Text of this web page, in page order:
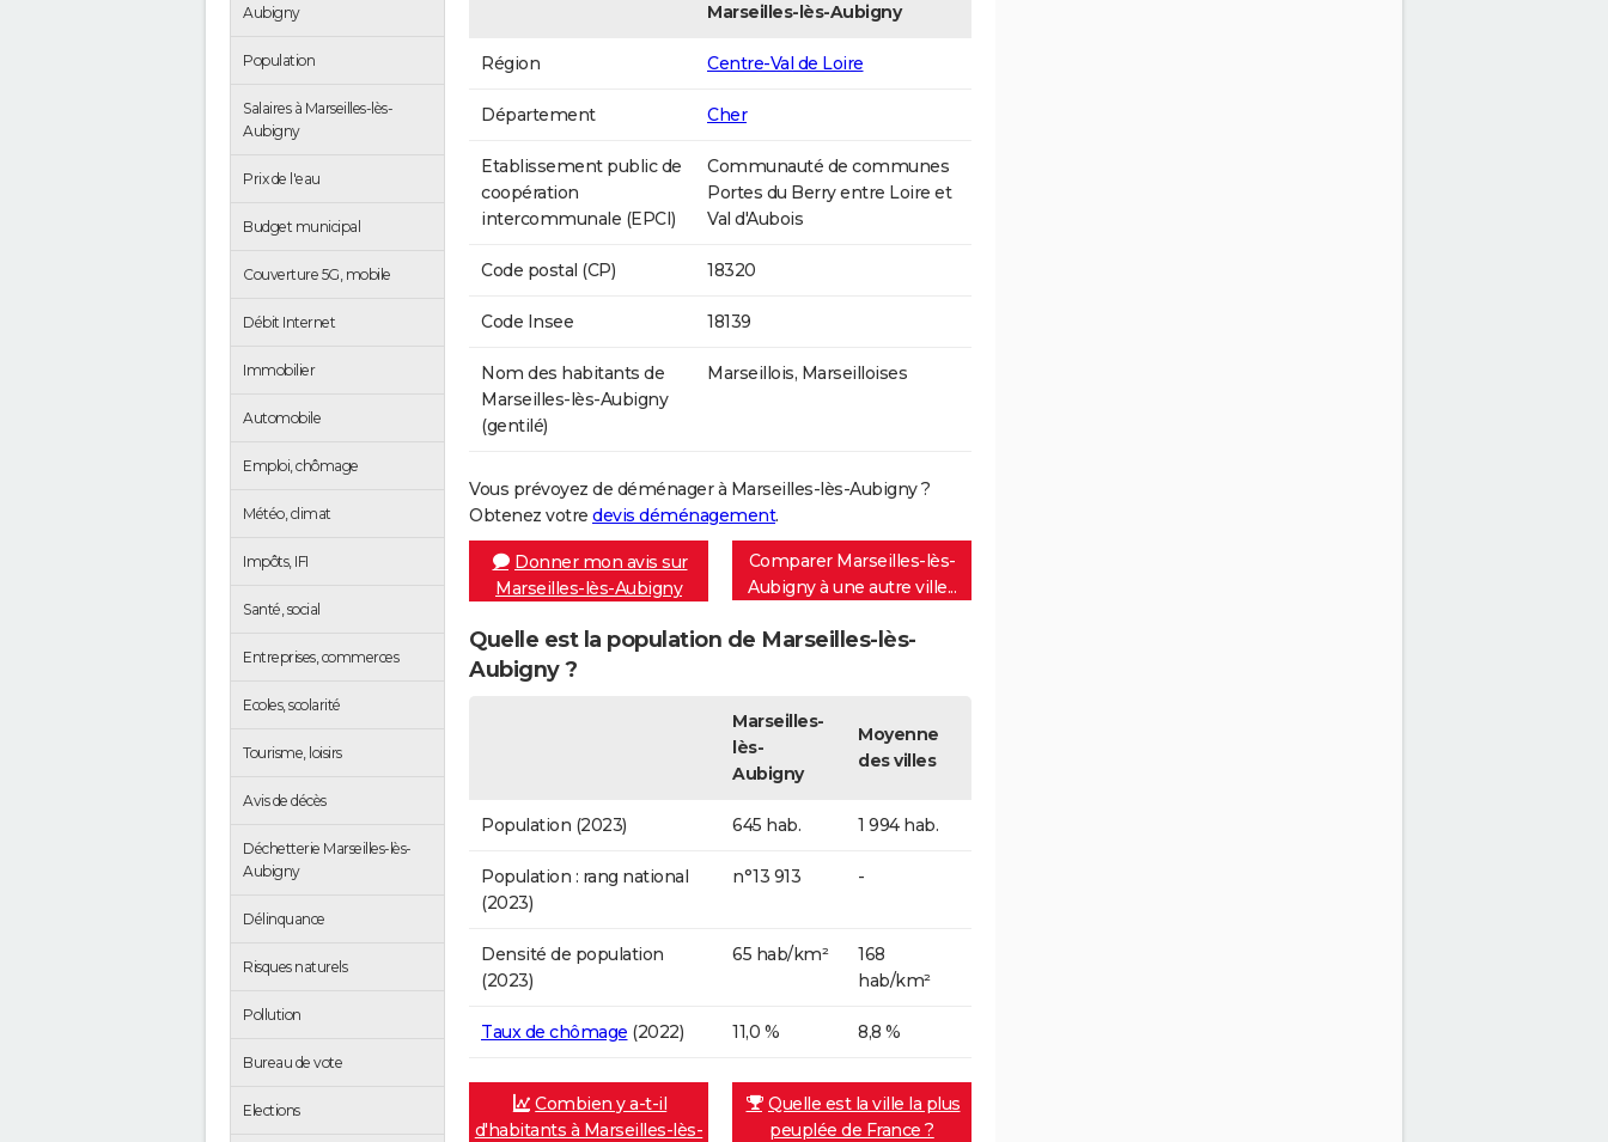
Aubigny
Population
Salaires à Marseilles-lès-
Aubigny
Prix de l'eau
Budget municipal
Couverture 5G, mobile
Débit Internet
Immobilier
Automobile
Emploi, chômage
Météo, climat
Impôts, IFI
Santé, social
Entreprises, commerces
Ecoles, scolarité
Tourisme, loisirs
Avis de décès
Déchetterie Marseilles-lès-
Aubigny
Délinquance
Risques naturels
Pollution
Bureau de vote
Elections
Marseilles-lès-Aubigny
Région Centre-Val de Loire
Département Cher
Etablissement public de
coopération
intercommunale (EPCI)
Communauté de communes
Portes du Berry entre Loire et
Val d'Aubois
Code postal (CP) 18320
Code Insee 18139
Nom des habitants de
Marseilles-lès-Aubigny
(gentilé)
Marseillois, Marseilloises
Vous prévoyez de déménager à Marseilles-lès-Aubigny ?
Obtenez votre devis déménagement.
Donner mon avis sur
Marseilles-lès-Aubigny
Comparer Marseilles-lès-
Aubigny à une autre ville...
Quelle est la population de Marseilles-lès-
Aubigny ?
Marseilles-
lès-
Aubigny
Moyenne
des villes
Population (2023) 645 hab. 1 994 hab.
Population : rang national
(2023)
n°13 913 -
Densité de population
(2023)
65 hab/km²
168
hab/km²
Taux de chômage (2022) 11,0 % 8,8 %
Combien y a-t-il
d'habitants à Marseilles-lès-
Quelle est la ville la plus
peuplée de France ?